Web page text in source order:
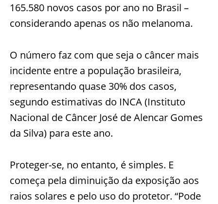
165.580 novos casos por ano no Brasil –
considerando apenas os não melanoma.
O número faz com que seja o câncer mais
incidente entre a população brasileira,
representando quase 30% dos casos,
segundo estimativas do INCA (Instituto
Nacional de Câncer José de Alencar Gomes
da Silva) para este ano.
Proteger-se, no entanto, é simples. E
começa pela diminuição da exposição aos
raios solares e pelo uso do protetor. “Pode